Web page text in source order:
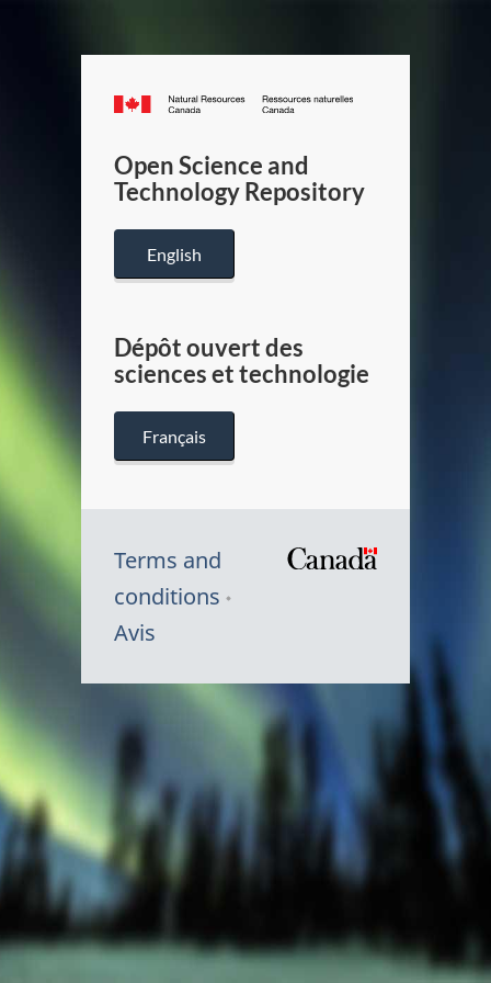
Canada.ca
/
Canada
Open Science and
Technology Repository
English
Dépôt ouvert des
sciences et technologie
Français
Terms and
conditions
Avis
Canada